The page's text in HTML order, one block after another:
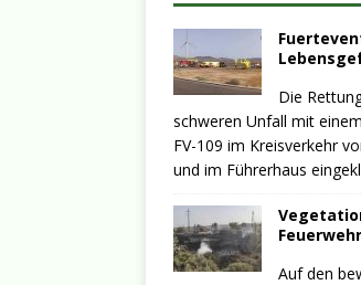
Die
schweren Unfall mit
FV-109 im Kreisverkehr
und im Führerhaus
Auf den